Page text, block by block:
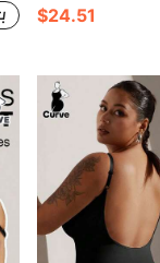
$24.51